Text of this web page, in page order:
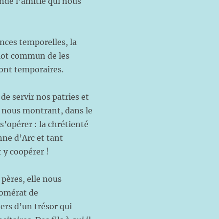
temporelles, la
commun de les
temporaires.
servir nos patries et
nous montrant, dans le
: la chrétienté
d’Arc et tant
y coopérer !
elle nous
de
d’un trésor qui